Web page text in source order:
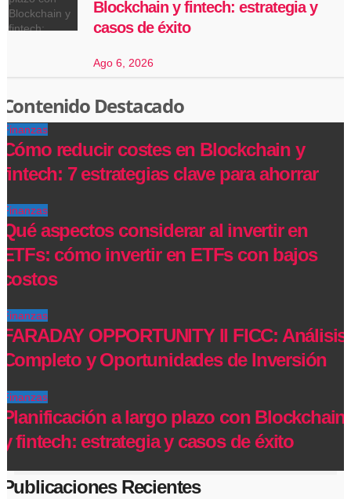
Blockchain y fintech: estrategia y
casos de éxito
Ago 6, 2026
Contenido Destacado
Finanzas
Cómo reducir costes en Blockchain y
fintech: 7 estrategias clave para ahorrar
Finanzas
Qué aspectos considerar al invertir en
ETFs: cómo invertir en ETFs con bajos
costos
Finanzas
FARADAY OPPORTUNITY II FICC: Análisis
Completo y Oportunidades de Inversión
Finanzas
Planificación a largo plazo con Blockchain
y fintech: estrategia y casos de éxito
Publicaciones Recientes